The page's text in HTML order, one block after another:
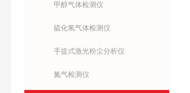
甲醇气体检测仪
硫化氢气体检测仪
手提式激光粉尘分析仪
氮气检测仪